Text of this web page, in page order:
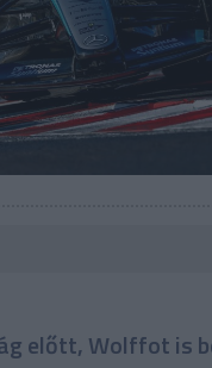
előtt, Wolffot is